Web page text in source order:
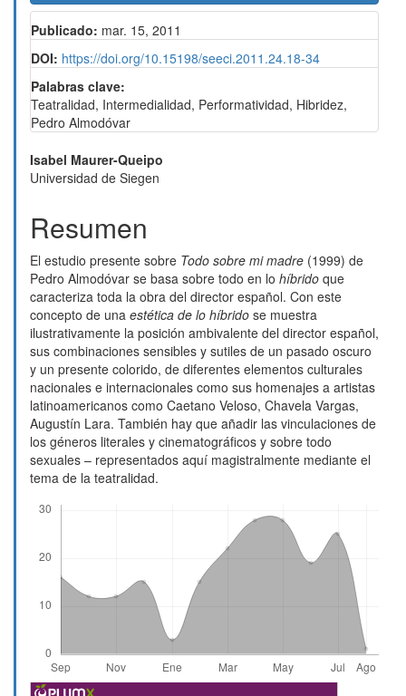
Publicado: mar. 15, 2011
DOI: https://doi.org/10.15198/seeci.2011.24.18-34
Palabras clave:
Teatralidad, Intermedialidad, Performatividad, Hibridez,
Pedro Almodóvar
Contenido
principal
del
artículo
Isabel Maurer-Queipo
Universidad de Siegen
Resumen
El estudio presente sobre Todo sobre mi madre (1999) de
Pedro Almodóvar se basa sobre todo en lo híbrido que
caracteriza toda la obra del director español. Con este
concepto de una estética de lo híbrido se muestra
ilustrativamente la posición ambivalente del director español,
sus combinaciones sensibles y sutiles de un pasado oscuro
y un presente colorido, de diferentes elementos culturales
nacionales e internacionales como sus homenajes a artistas
latinoamericanos como Caetano Veloso, Chavela Vargas,
Augustín Lara. También hay que añadir las vinculaciones de
los géneros literales y cinematográficos y sobre todo
sexuales – representados aquí magistralmente mediante el
tema de la teatralidad.